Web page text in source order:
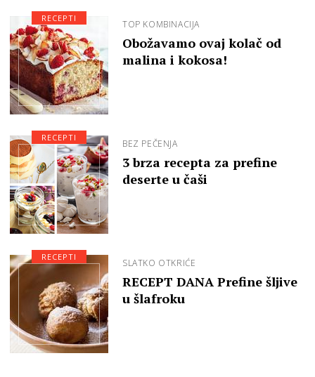
TOP KOMBINACIJA
Obožavamo ovaj kolač od
malina i kokosa!
RECEPTI
BEZ PEČENJA
3 brza recepta za prefine
deserte u čaši
RECEPTI
SLATKO OTKRIĆE
RECEPT DANA Prefine šljive
u šlafroku
RECEPTI